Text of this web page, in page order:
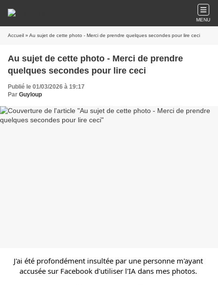
MENU
Accueil » Au sujet de cette photo - Merci de prendre quelques secondes pour lire ceci
Au sujet de cette photo - Merci de prendre
quelques secondes pour lire ceci
Publié le 01/03/2026 à 19:17
Par Guyloup
J'ai été profondément insultée par une personne m'ayant
accusée sur Facebook d'utiliser l'IA dans mes photos.